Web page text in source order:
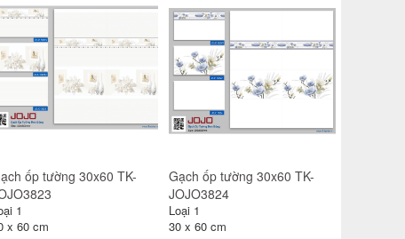
ốp tường 30x60 TK-
1
x 60 cm
Gạch ốp tường 30x60 TK-
JOJO3824
Loại 1
30 x 60 cm